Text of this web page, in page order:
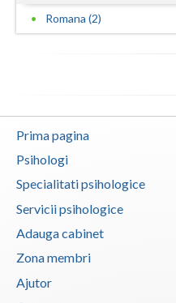
Romana (2)
Prima pagina
Psihologi
Specialitati psihologice
Servicii psihologice
Adauga cabinet
Zona membri
Ajutor